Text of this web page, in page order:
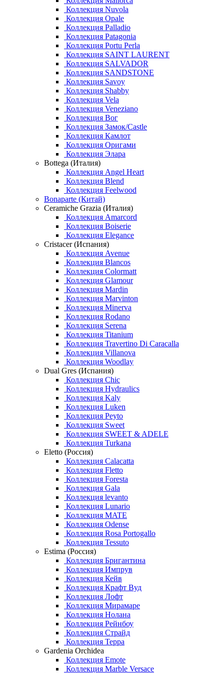
Коллекция Nuvola
Коллекция Opale
Коллекция Palladio
Коллекция Patagonia
Коллекция Portu Perla
Коллекция SAINT LAURENT
Коллекция SALVADOR
Коллекция SANDSTONE
Коллекция Savoy
Коллекция Shabby
Коллекция Vela
Коллекция Veneziano
Коллекция Вог
Коллекция Замок/Castle
Коллекция Камлот
Коллекция Оригами
Коллекция Элара
Bottega (Италия)
Коллекция Angel Heart
Коллекция Blend
Коллекция Feelwood
Bonaparte (Китай)
Ceramiche Grazia (Италия)
Коллекция Amarcord
Коллекция Boiserie
Коллекция Elegance
Cristacer (Испания)
Коллекция Avenue
Коллекция Blancos
Коллекция Colormatt
Коллекция Glamour
Коллекция Mardin
Коллекция Marvinton
Коллекция Minerva
Коллекция Rodano
Коллекция Serena
Коллекция Titanium
Коллекция Travertino Di Caracalla
Коллекция Villanova
Коллекция Woodlay
Dual Gres (Испания)
Коллекция Chic
Коллекция Hydraulics
Коллекция Kaly
Коллекция Luken
Коллекция Peyto
Коллекция Sweet
Коллекция SWEET & ADELE
Коллекция Turkana
Eletto (Россия)
Коллекция Calacatta
Коллекция Fletto
Коллекция Foresta
Коллекция Gala
Коллекция levanto
Коллекция Lunario
Коллекция MATE
Коллекция Odense
Коллекция Rosa Portogallo
Коллекция Tessuto
Estima (Россия)
Коллекция Бригантина
Коллекция Импрув
Коллекция Кейв
Коллекция Крафт Вуд
Коллекция Лофт
Коллекция Мирамаре
Коллекция Нолана
Коллекция Рейнбоу
Коллекция Страйд
Коллекция Терра
Gardenia Orchidea
Коллекция Emote
Коллекция Marble Versace